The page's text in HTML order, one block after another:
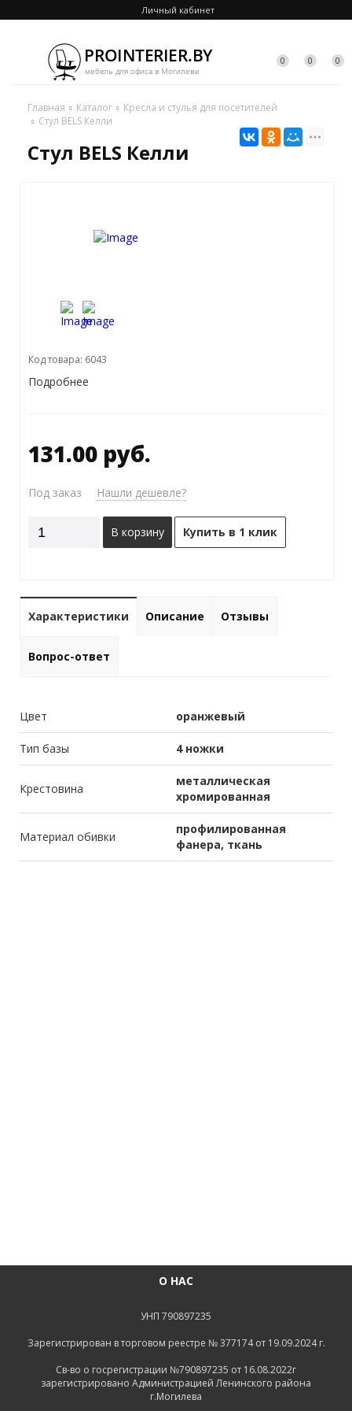
Личный кабинет
0 0 0
Главная Каталог
Кресла и стулья для посетителей
Стул BELS Келли
Стул BELS Келли
Код товара: 6043
Подробнее
131.00 руб.
Под заказ Нашли дешевле?
В корзину Купить в 1 клик
Характеристики Описание Отзывы
Вопрос-ответ
Цвет оранжевый
Тип базы 4 ножки
Крестовина
металлическая
хромированная
Материал обивки
профилированная
фанера, ткань
О НАС
УНП 790897235
Зарегистрирован в торговом реестре № 377174 от 19.09.2024 г.
Св-во о госрегистрации №790897235 от 16.08.2022г
зарегистрировано Администрацией Ленинского района
г.Могилева